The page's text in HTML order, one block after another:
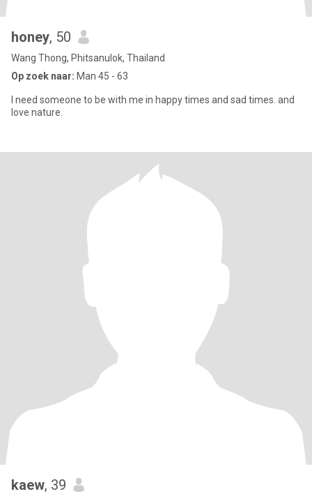
honey, 50
Wang Thong, Phitsanulok, Thailand
Op zoek naar: Man 45 - 63
I need someone to be with me in happy times and sad times. and
love nature.
kaew, 39